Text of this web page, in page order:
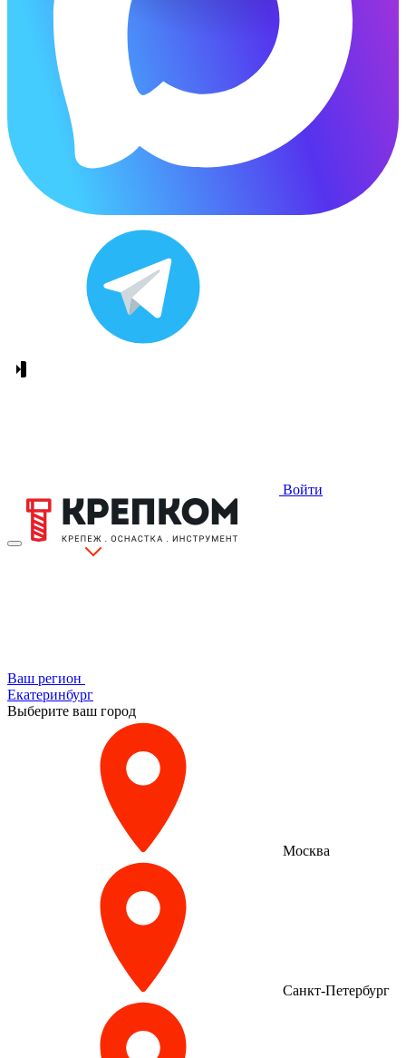
Войти
Ваш регион
Екатеринбург
Выберите ваш город
Москва
Санкт-Петербург